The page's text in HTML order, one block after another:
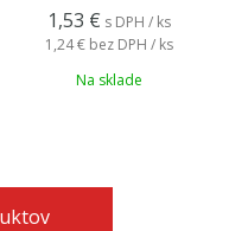
1,53 € s DPH / ks
1,24 € bez DPH / ks
Na sklade